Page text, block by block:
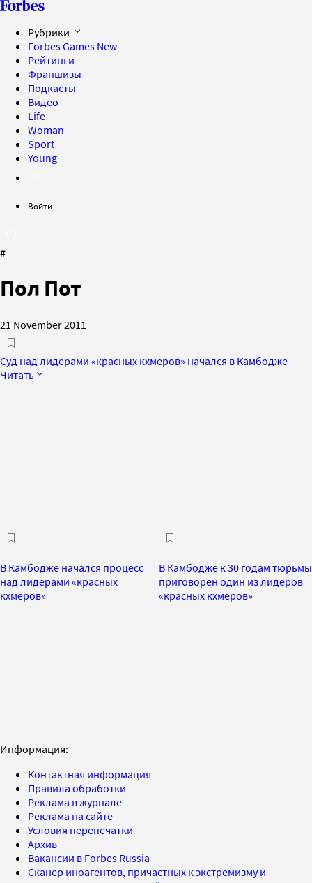
Рубрики
Forbes Games New
Рейтинги
Франшизы
Подкасты
Видео
Life
Woman
Sport
Young
Войти
#
Пол Пот
21 November 2011
Суд над лидерами «красных кхмеров» начался в Камбодже
Читать
В Камбодже начался процесс
над лидерами «красных
кхмеров»
В Камбодже к 30 годам тюрьмы
приговорен один из лидеров
«красных кхмеров»
Информация:
Контактная информация
Правила обработки
Реклама в журнале
Реклама на сайте
Условия перепечатки
Архив
Вакансии в Forbes Russia
Сканер иноагентов, причастных к экстремизму и